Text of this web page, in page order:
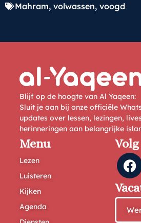
Mahram, volwassen, voogd
Blijf op de hoogte van Al Yaqeen:
Sluit je aan bij onze officiële
updates over lessen, lezingen,
herinneringen aan belangrijke
Menu
Lezen
Luisteren
Kijken
Agenda